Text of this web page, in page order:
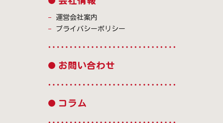
運営会社案内
プライバシーポリシー
お問い合わせ
コラム